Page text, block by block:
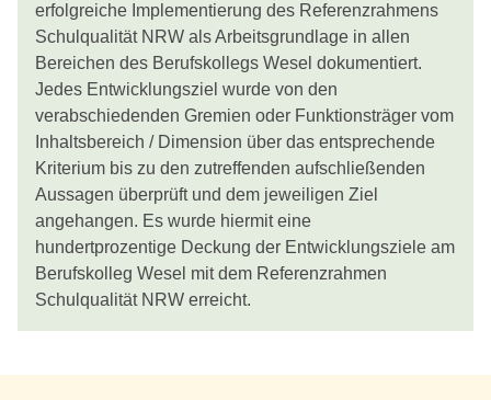
erfolgreiche Implementierung des Referenzrahmens
Schulqualität NRW als Arbeitsgrundlage in allen
Bereichen des Berufskollegs Wesel dokumentiert.
Jedes Entwicklungsziel wurde von den
verabschiedenden Gremien oder Funktionsträger vom
Inhaltsbereich / Dimension über das entsprechende
Kriterium bis zu den zutreffenden aufschließenden
Aussagen überprüft und dem jeweiligen Ziel
angehangen. Es wurde hiermit eine
hundertprozentige Deckung der Entwicklungsziele am
Berufskolleg Wesel mit dem Referenzrahmen
Schulqualität NRW erreicht.